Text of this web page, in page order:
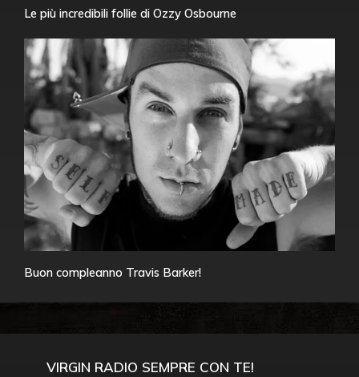
Le più incredibili follie di Ozzy Osbourne
Buon compleanno Travis Barker!
VIRGIN RADIO SEMPRE CON TE!